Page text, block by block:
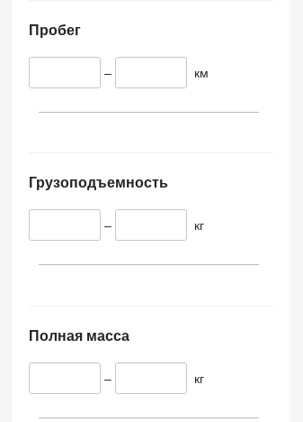
Пробег
– км
Грузоподъемность
– кг
Полная масса
– кг